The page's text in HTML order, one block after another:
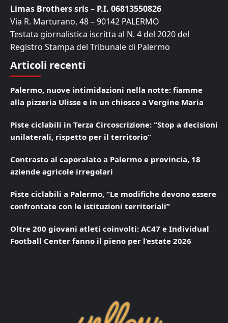
Limas Brothers srls – P.I. 06813550826
Via R. Marturano, 48 – 90142 PALERMO
Testata giornalistica iscritta al N. 4 del 2020 del
Registro Stampa del Tribunale di Palermo
Articoli recenti
Palermo, nuove intimidazioni nella notte: fiamme
alla pizzeria Ulisse e in un chiosco a Vergine Maria
Piste ciclabili in Terza Circoscrizione: “Stop a decisioni
unilaterali, rispetto per il territorio”
Contrasto al caporalato a Palermo e provincia, 18
aziende agricole irregolari
Piste ciclabili a Palermo, “Le modifiche devono essere
confrontate con le istituzioni territoriali”
Oltre 200 giovani atleti coinvolti: AC47 e Individual
Football Center fanno il pieno per l’estate 2026